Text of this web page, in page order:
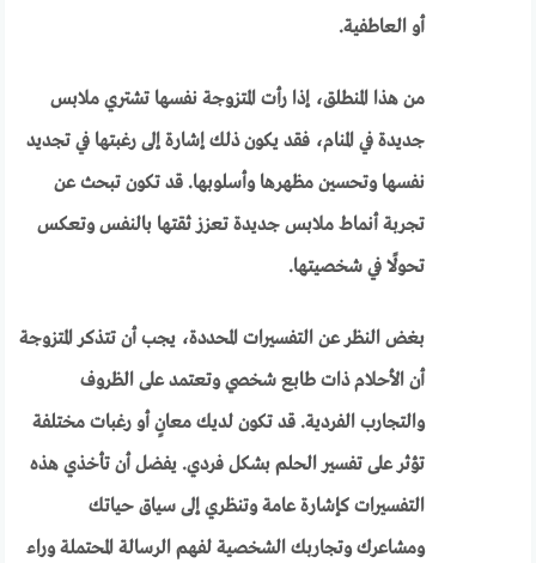
أو العاطفية.
من هذا المنطلق، إذا رأت المتزوجة نفسها تشتري ملابس
جديدة في المنام، فقد يكون ذلك إشارة إلى رغبتها في تجديد
نفسها وتحسين مظهرها وأسلوبها. قد تكون تبحث عن
تجربة أنماط ملابس جديدة تعزز ثقتها بالنفس وتعكس
تحولًا في شخصيتها.
بغض النظر عن التفسيرات المحددة، يجب أن تتذكر المتزوجة
أن الأحلام ذات طابع شخصي وتعتمد على الظروف
والتجارب الفردية. قد تكون لديك معانٍ أو رغبات مختلفة
تؤثر على تفسير الحلم بشكل فردي. يفضل أن تأخذي هذه
التفسيرات كإشارة عامة وتنظري إلى سياق حياتك
ومشاعرك وتجاربك الشخصية لفهم الرسالة المحتملة وراء